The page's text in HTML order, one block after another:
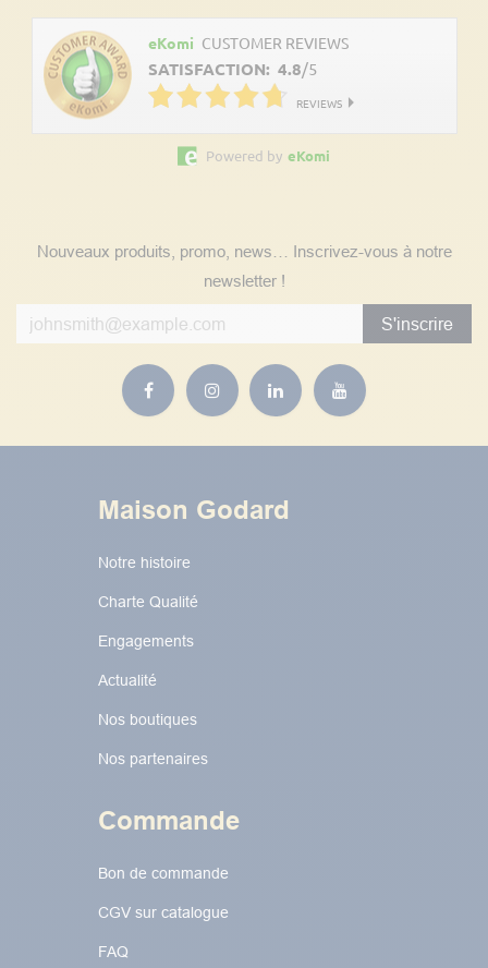
eKomi CUSTOMER REVIEWS
SATISFACTION: 4.8/5
REVIEWS
Powered by eKomi
Nouveaux produits, promo, news… Inscrivez-vous à notre
newsletter !
S'inscrire
Maison Godard
Notre histoire
Charte Qualité
Engagements
Actualité
Nos boutiques
Nos partenaires
Commande
Bon de commande
CGV sur catalogue
FAQ